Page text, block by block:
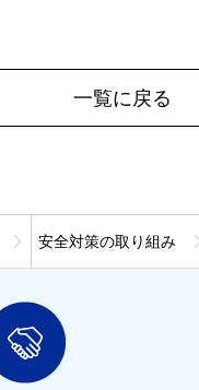
一覧に戻る
安全対策の取り組み